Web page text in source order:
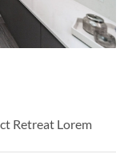
Retreat Lorem